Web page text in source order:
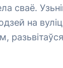
сваё.
на